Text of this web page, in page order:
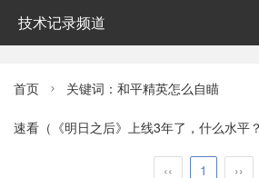
技术记录频道
首页  关键词：和平精英怎么自瞄
速看（《明日之后》上线3年了，什么水平？）明日之后有哪些版本?明日
‹‹ 1 ››